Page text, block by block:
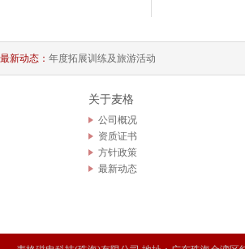
最新动态： 年度拓展训练及旅游活动
2018年会庆典暨颁奖典礼
关于麦格
公司概况
资质证书
方针政策
最新动态